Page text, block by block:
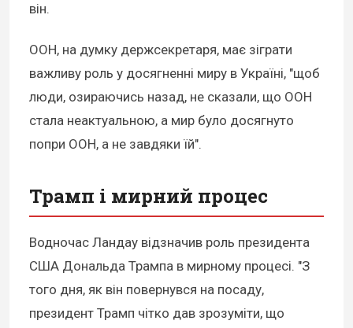
він.
ООН, на думку держсекретаря, має зіграти
важливу роль у досягненні миру в Україні, "щоб
люди, озираючись назад, не сказали, що ООН
стала неактуальною, а мир було досягнуто
попри ООН, а не завдяки їй".
Трамп і мирний процес
Водночас Ландау відзначив роль президента
США Дональда Трампа в мирному процесі. "З
того дня, як він повернувся на посаду,
президент Трамп чітко дав зрозуміти, що